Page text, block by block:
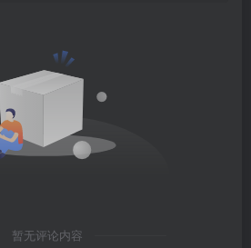
暂无评论内容